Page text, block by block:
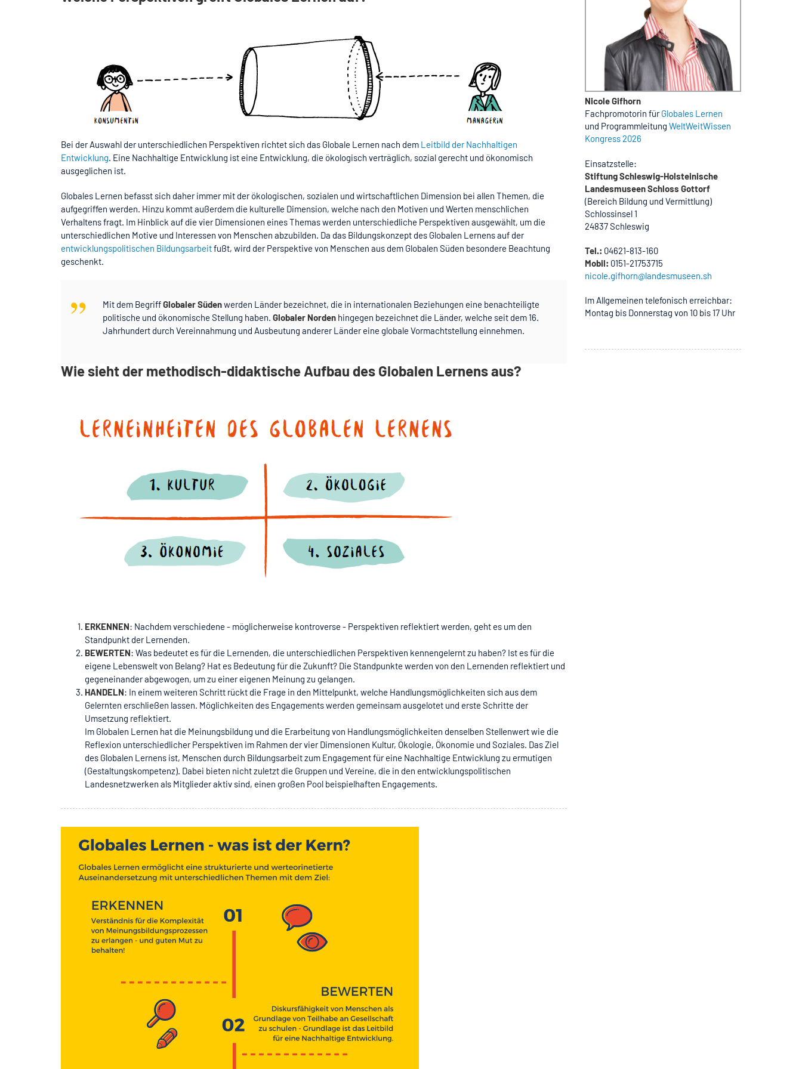
Bei der Auswahl der unterschiedlichen Perspektiven richtet sich das Globale Lernen nach dem Leitbild der Nachhaltigen
Entwicklung . Eine Nachhaltige Entwicklung ist eine Entwicklung, die ökologisch verträglich, sozial gerecht und ökonomisch
ausgeglichen ist.
Globales Lernen befasst sich daher immer mit der ökologischen, sozialen und wirtschaftlichen Dimension bei allen Themen, die
aufgegriffen werden. Hinzu kommt außerdem die kulturelle Dimension, welche nach den Motiven und Werten menschlichen
Verhaltens fragt. Im Hinblick auf die vier Dimensionen eines Themas werden unterschiedliche Perspektiven ausgewählt, um die
unterschiedlichen Motive und Interessen von Menschen abzubilden. Da das Bildungskonzept des Globalen Lernens auf der
entwicklungspolitischen Bildungsarbeitfußt, wird der Perspektive von Menschen aus dem Globalen Süden besondere Beachtung
geschenkt.
Mit dem BegriffGlobaler Südenwerden Länder bezeichnet, die in internationalen Beziehungen eine benachteiligte
politische und ökonomische Stellung haben. Globaler Norden hingegen bezeichnet die Länder, welche seit dem 16.
Jahrhundert durch Vereinnahmung und Ausbeutung anderer Länder eine globale Vormachtstellung einnehmen.
,,
Wie sieht der methodisch-didaktische Aufbau des Globalen Lernens aus?
ERKENNEN: Nachdem verschiedene - möglicherweise kontroverse - Perspektiven reflektiert werden, geht es um den
Standpunkt der Lernenden.
BEWERTEN: Was bedeutet es für die Lernenden, die unterschiedlichen Perspektiven kennengelernt zu haben? Ist es für die
eigene Lebenswelt von Belang? Hat es Bedeutung für die Zukunft? Die Standpunkte werden von den Lernenden reflektiert und
gegeneinander abgewogen, um zu einer eigenen Meinung zu gelangen.
HANDELN: In einem weiteren Schritt rückt die Frage in den Mittelpunkt, welche Handlungsmöglichkeiten sich aus dem
Gelernten erschließen lassen. Möglichkeiten des Engagements werden gemeinsam ausgelotet und erste Schritte der
Umsetzung reflektiert.
Im Globalen Lernen hat die Meinungsbildung und die Erarbeitung von Handlungsmöglichkeiten denselben Stellenwert wie die
Reflexion unterschiedlicher Perspektiven im Rahmen der vier Dimensionen Kultur, Ökologie, Ökonomie und Soziales. Das Ziel
des Globalen Lernens ist, Menschen durch Bildungsarbeit zum Engagement für eine Nachhaltige Entwicklung zu ermutigen
(Gestaltungskompetenz). Dabei bieten nicht zuletzt die Gruppen und Vereine, die in den entwicklungspolitischen
Landesnetzwerken als Mitglieder aktiv sind, einen großen Pool beispielhaften Engagements.
Nicole Gifhorn
Fachpromotorin fürGlobales Lernen
und Programmleitung WeltWeitWissen
Kongress 2026
Einsatzstelle:
Stiftung Schleswig-Holsteinische
Landesmuseen Schloss Gottorf
(Bereich Bildung und Vermittlung)
Schlossinsel 1
24837 Schleswig
Tel.: 04621-813-160
Mobil: 0151-21753715
nicole.gifhorn@landesmuseen.sh
Im Allgemeinen telefonisch erreichbar:
Montag bis Donnerstag von 10 bis 17 Uhr